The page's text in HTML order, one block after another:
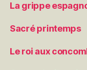
La grippe
Sacré printemps
Le roi aux